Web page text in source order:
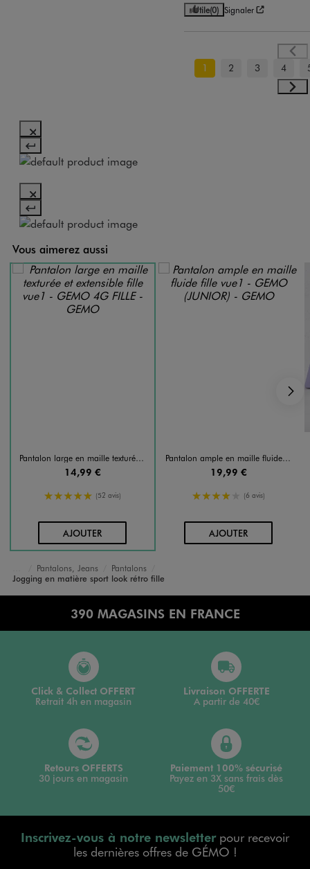
Utile(0) Signaler
1 2 3 4
Vous aimerez aussi
Pantalon large en maille texturée et extensible fille
14,99 €
5/5 de moyenne
(52 avis)
AJOUTERAU PANIER
Pantalon ample en maille fluide fille
19,99 €
4/5 de moyenne
(6 avis)
AJOUTERAU PANIER
Accueil
Fille
Vêtements
Pantalons, Jeans
Pantalons
Jogging en matière sport look rétro fille
390 MAGASINS EN FRANCE
Click & Collect OFFERT
Retrait 4h en magasin
Livraison OFFERTE
A partir de 40€
Retours OFFERTS
30 jours en magasin
Paiement 100% sécurisé
Payez en 3X sans frais dès
50€
Inscrivez-vous à notre newsletterpour recevoir
les dernières offres de GÉMO !